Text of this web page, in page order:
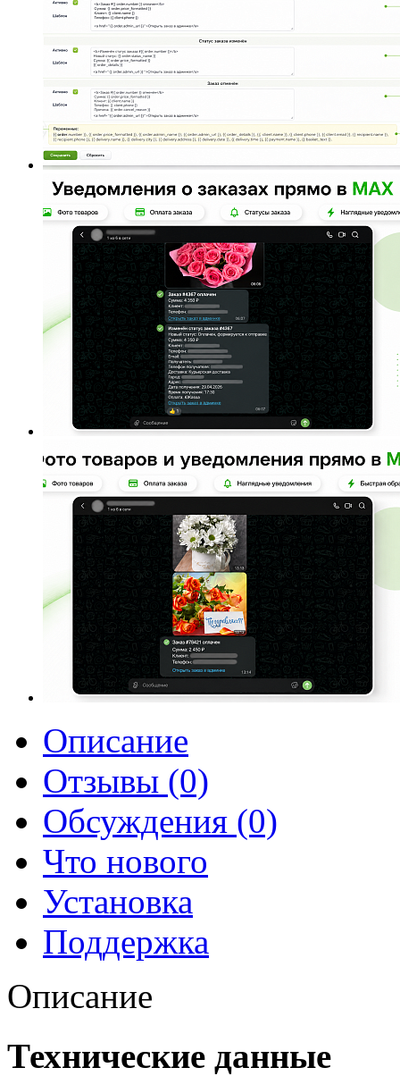
Описание
Отзывы (0)
Обсуждения (0)
Что нового
Установка
Поддержка
Описание
Технические данные